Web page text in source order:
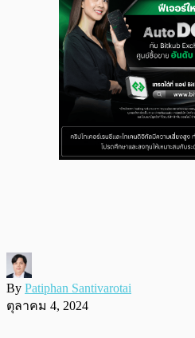
By Patiphan Santivarotai
ตุลาคม 4, 2024